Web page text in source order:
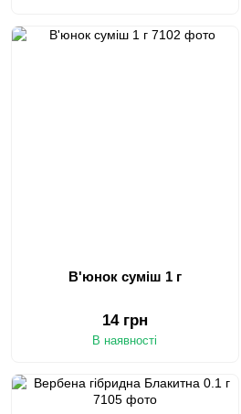
В'юнок суміш 1 г
14 грн
В наявності